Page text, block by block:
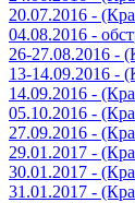
20.07.2016 -
04.08.2016 -
26-27.08.2016 -
13-14.09.2016 -
14.09.2016 -
05.10.2016 -
27.09.2016 -
29.01.2017 -
30.01.2017 -
31.01.2017 -